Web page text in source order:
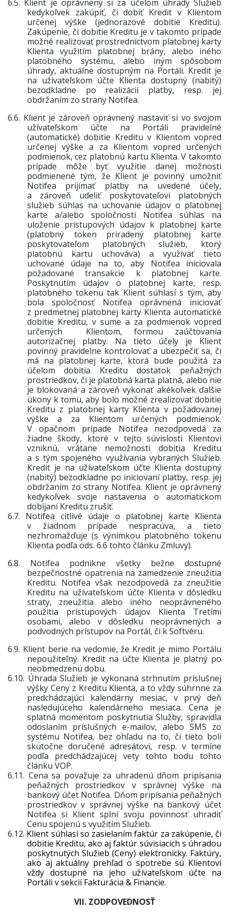
6.5. Klient je oprávnený si za účelom úhrady Služieb
kedykoľvek zakúpiť, či dobiť Kredit v Klientom
určenej výške (jednorazové dobitie Kreditu).
Zakúpenie, či dobitie Kreditu je v takomto prípade
možné realizovať prostredníctvom platobnej karty
Klienta využitím platobnej brány, alebo iného
platobného systému, alebo iným spôsobom
úhrady, aktuálne dostupným na Portáli. Kredit je
na užívateľskom účte Klienta dostupný (nabitý)
bezodkladne po realizácií platby, resp. jej
obdržaním zo strany Notifea.
6.6. Klient je zároveň oprávnený nastaviť si vo svojom
užívateľskom účte na Portáli pravidelné
(automatické) dobitie Kreditu v Klientom vopred
určenej výške a za Klientom vopred určených
podmienok, cez platobnú kartu Klienta. V takomto
prípade môže byť využitie danej možnosti
podmienené tým, že Klient je povinný umožniť
Notifea prijímať platby na uvedené účely,
a zároveň udeliť poskytovateľovi platobných
služieb súhlas na uchovanie údajov o platobnej
karte a/alebo spoločnosti Notifea súhlas na
uloženie prístupových údajov k platobnej karte
(platobný token priradený platobnej karte
poskytovateľom platobných služieb, ktorý
platobnú kartu uchováva) a využívať tieto
uchované údaje na to, aby Notifea iniciovala
požadované transakcie k platobnej karte.
Poskytnutím údajov o platobnej karte, resp.
platobného tokenu tak Klient súhlasí s tým, aby
bola spoločnosť Notifea oprávnená iniciovať
z predmetnej platobnej karty Klienta automatické
dobitie Kreditu, v sume a za podmienok vopred
určených Klientom, formou zaúčtovania
autorizačnej platby. Na tieto účely je Klient
povinný pravidelne kontrolovať a ubezpečiť sa, či
má na platobnej karte, ktorá bude použitá za
účelom dobitia Kreditu dostatok peňažných
prostriedkov, či je platobná karta platná, alebo nie
je blokovaná a zároveň vykonať akékoľvek ďalšie
úkony k tomu, aby bolo možné zrealizovať dobitie
Kreditu z platobnej karty Klienta v požadovanej
výške a za Klientom určených podmienok.
V opačnom prípade Notifea nezodpovedá za
žiadne škody, ktoré v tejto súvislosti Klientovi
vzniknú, vrátane nemožnosti dobitia Kreditu
a s tým spojeného využívania vybraných Služieb.
Kredit je na užívateľskom účte Klienta dostupný
(nabitý) bezodkladne po iniciovaní platby, resp. jej
obdržaním zo strany Notifea. Klient je oprávnený
kedykoľvek svoje nastavenia o automatickom
dobíjaní Kreditu zrušiť.
6.7. Notifea citlivé údaje o platobnej karte Klienta
v žiadnom prípade nespracúva, a tieto
nezhromažďuje (s výnimkou platobného tokenu
Klienta podľa ods. 6.6 tohto článku Zmluvy).
6.8. Notifea podnikne všetky bežne dostupné
bezpečnostné opatrenia na zamedzenie zneužitia
Kreditu. Notifea však nezodpovedá za zneužitie
Kreditu na užívateľskom účte Klienta v dôsledku
straty, zneužitia alebo iného neoprávneného
použitia prístupových údajov Klienta Tretími
osobami, alebo v dôsledku neoprávnených a
podvodných prístupov na Portál, či k Softvéru.
6.9. Klient berie na vedomie, že Kredit je mimo Portálu
nepoužiteľný. Kredit na účte Klienta je platný po
neobmedzenú dobu.
6.10. Úhrada Služieb je vykonaná strhnutím príslušnej
výšky Ceny z Kreditu Klienta, a to vždy súhrnne za
predchádzajúci kalendárny mesiac, v prvý deň
nasledujúceho kalendárneho mesiaca. Cena je
splatná momentom poskytnutia Služby, spravidla
odoslaním príslušných e-mailov, alebo SMS zo
systému Notifea, bez ohľadu na to, či tieto boli
skutočne doručené adresátovi, resp. v termíne
podľa predchádzajúcej vety tohto bodu tohto
článku VOP.
6.11. Cena sa považuje za uhradenú dňom pripísania
peňažných prostriedkov v správnej výške na
bankový účet Notifea. Dňom pripísania peňažných
prostriedkov v správnej výške na bankový účet
Notifea si Klient splní svoju povinnosť uhradiť
Cenu spojenú s využitím Služieb.
6.12. Klient súhlasí so zasielaním faktúr za zakúpenie, či
dobitie Kreditu, ako aj faktúr súvisiacich s úhradou
poskytnutých Služieb (Ceny) elektronicky. Faktúry,
ako aj aktuálny prehľad o spotrebe sú Klientovi
vždy dostupné na jeho užívateľskom účte na
Portáli v sekcií Fakturácia & Financie.
VII. ZODPOVEDNOSŤ